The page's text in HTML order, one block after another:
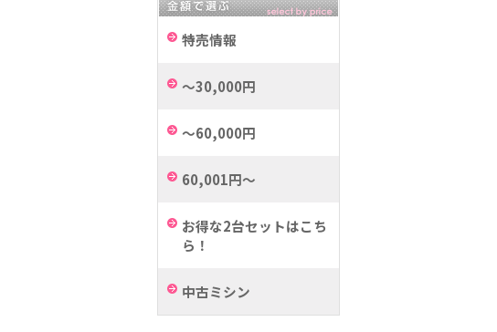
特売情報
～30,000円
～60,000円
60,001円～
お得な2台セットはこち
ら！
中古ミシン